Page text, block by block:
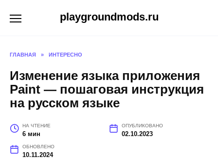
playgroundmods.ru
ГЛАВНАЯ » ИНТЕРЕСНО
Изменение языка приложения
Paint — пошаговая инструкция
на русском языке
НА ЧТЕНИЕ
6 мин
ОПУБЛИКОВАНО
02.10.2023
ОБНОВЛЕНО
10.11.2024